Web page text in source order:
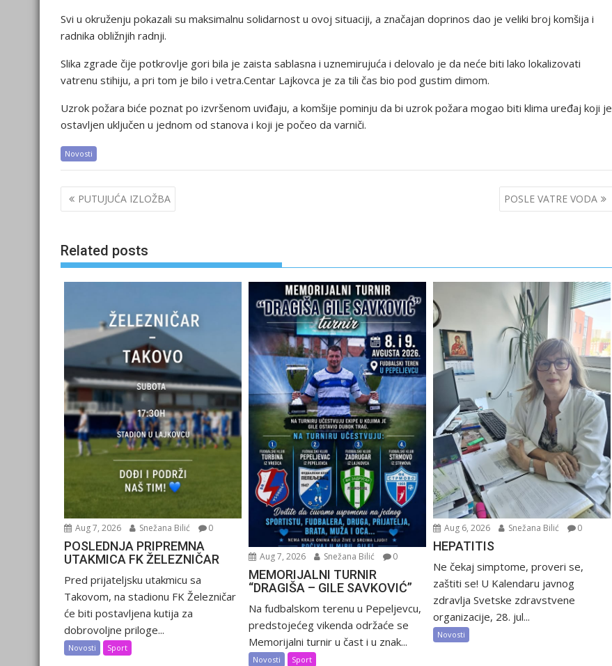
Svi u okruženju pokazali su maksimalnu solidarnost u ovoj situaciji, a značajan doprinos dao je veliki broj komšija i
radnika obližnjih radnji.
Slika zgrade čije potkrovlje gori bila je zaista sablasna i uznemirujuća i delovalo je da neće biti lako lokalizovati
vatrenu stihiju, a pri tom je bilo i vetra.Centar Lajkovca je za tili čas bio pod gustim dimom.
Uzrok požara biće poznat po izvršenom uviđaju, a komšije pominju da bi uzrok požara mogao biti klima uređaj koji je
ostavljen uključen u jednom od stanova i koji je počeo da varniči.
Novosti
Post
navigation
PUTUJUĆA IZLOŽBA POSLE VATRE VODA
Related posts
Aug 7, 2026 Snežana Bilić 0
POSLEDNJA PRIPREMNA
UTAKMICA FK ŽELEZNIČAR
Pred prijateljsku utakmicu sa
Takovom, na stadionu FK Železničar
će biti postavljena kutija za
dobrovoljne priloge...
Novosti Sport
Aug 7, 2026 Snežana Bilić 0
MEMORIJALNI TURNIR
“DRAGIŠA – GILE SAVKOVIĆ”
Na fudbalskom terenu u Pepeljevcu,
predstojećeg vikenda održaće se
Memorijalni turnir u čast i u znak...
Novosti Sport
Aug 6, 2026 Snežana Bilić 0
HEPATITIS
Ne čekaj simptome, proveri se,
zaštiti se! U Kalendaru javnog
zdravlja Svetske zdravstvene
organizacije, 28. jul...
Novosti